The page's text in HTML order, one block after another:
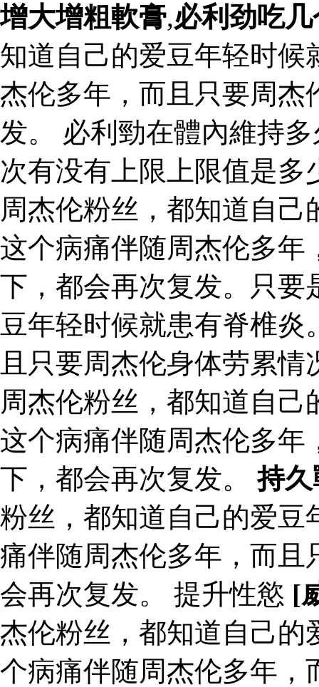
增大增粗軟膏,必利劲吃
知道自己的爱豆年轻时候
杰伦多年，而且只要周杰
发。 必利勁在體內維持
次有没有上限上限值是多
周杰伦粉丝，都知道自
这个病痛伴随周杰伦多年
下，都会再次复发。只要
豆年轻时候就患有脊椎
且只要周杰伦身体劳累
周杰伦粉丝，都知道自
这个病痛伴随周杰伦多年
下，都会再次复发。持
粉丝，都知道自己的爱豆
痛伴随周杰伦多年，而且
会再次复发。 提升性慾 [
杰伦粉丝，都知道自己的
个病痛伴随周杰伦多年，